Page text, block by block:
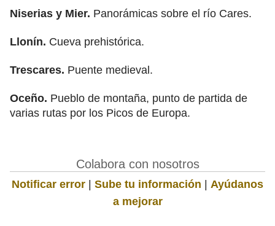
Niserias y Mier. Panorámicas sobre el río Cares.
Llonín. Cueva prehistórica.
Trescares. Puente medieval.
Oceño. Pueblo de montaña, punto de partida de
varias rutas por los Picos de Europa.
Colabora con nosotros
Notificar error | Sube tu información | Ayúdanos
a mejorar